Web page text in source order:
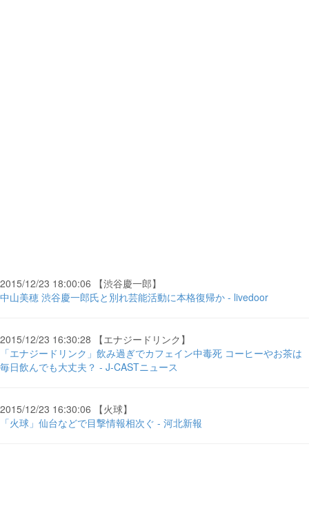
2015/12/23 18:00:06 【渋谷慶一郎】
中山美穂 渋谷慶一郎氏と別れ芸能活動に本格復帰か - livedoor
2015/12/23 16:30:28 【エナジードリンク】
「エナジードリンク」飲み過ぎでカフェイン中毒死 コーヒーやお茶は
毎日飲んでも大丈夫？ - J-CASTニュース
2015/12/23 16:30:06 【火球】
「火球」仙台などで目撃情報相次ぐ - 河北新報